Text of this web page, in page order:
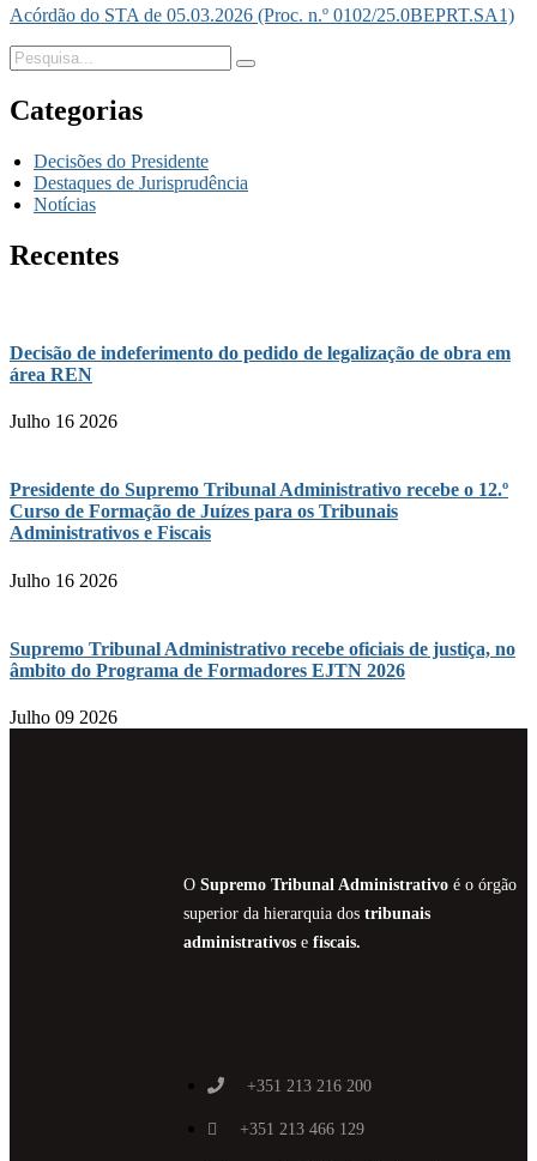
Acórdão do STA de 05.03.2026 (Proc. n.º 0102/25.0BEPRT.SA1)
Categorias
Decisões do Presidente
Destaques de Jurisprudência
Notícias
Recentes
Decisão de indeferimento do pedido de legalização de obra em
área REN
Julho 16 2026
Presidente do Supremo Tribunal Administrativo recebe o 12.º
Curso de Formação de Juízes para os Tribunais
Administrativos e Fiscais
Julho 16 2026
Supremo Tribunal Administrativo recebe oficiais de justiça, no
âmbito do Programa de Formadores EJTN 2026
Julho 09 2026
O Supremo Tribunal Administrativoé o órgão
superior da hierarquia dos tribunais
administrativose fiscais.
+351 213 216 200
+351 213 466 129